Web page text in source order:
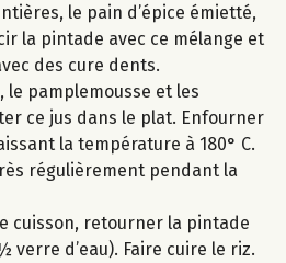
le pain d’épice émietté,
la pintade avec ce mélange et
des cure dents.
le pamplemousse et les
ce jus dans le plat. Enfourner
la température à 180° C.
régulièrement pendant la
cuisson, retourner la pintade
verre d’eau). Faire cuire le riz.